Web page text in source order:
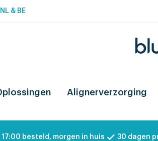
& BE
Alignerverzorging
17:00 besteld, morgen in huis 30 dagen